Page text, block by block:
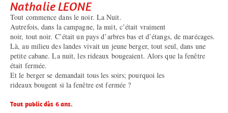
Nathalie LEONE
Tout commence dans le noir. La Nuit.
Autrefois, dans la campagne, la nuit, c’était vraiment
noir, tout noir. C’était un pays d’arbres bas et d’étangs, de marécages.
Là, au milieu des landes vivait un jeune berger, tout seul, dans une
petite cabane. La nuit, les rideaux bougeaient. Alors que la fenêtre
était fermée.
Et le berger se demandait tous les soirs; pourquoi les
rideaux bougent si la fenêtre est fermée ?
Tout public dès 6 ans.